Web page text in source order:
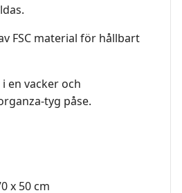
FSC material för hållbart
en vacker och
tyg påse.
x 50 cm